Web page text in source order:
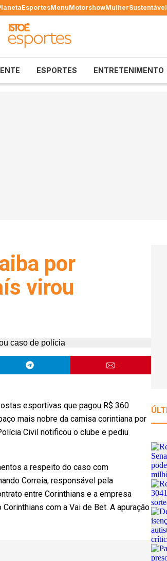
EsportesMenuMotorshowMulherSustentável
ESPORTES ENTRETENIMENTO
por
virou
esportivas que pagou R$ 360
mais nobre da camisa corintiana por
Civil notificou o clube e pediu
a respeito do caso com
Correia, responsável pela
entre Corinthians e a empresa
com a Vai de Bet. A apuração